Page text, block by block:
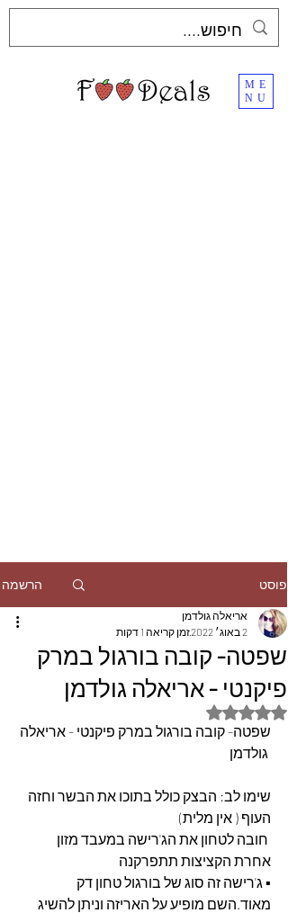
ME
NU
פוסט הרשמה
שפטה- קובה בורגול במרק
פיקנטי - אריאלה גולדמן
אריאלה גולדמן
2 באוג׳ 2022
זמן קריאה 1 דקות
דירוג של NaN מתוך 5 כוכבים
שפטה- קובה בורגול במרק פיקנטי - אריאלה
גולדמן
שימו לב: הבצק כולל בתוכו את הבשר וחזה
העוף ( אין מלית)
חובה לטחון את הג'רישה במעבד מזון
אחרת הקציצות תתפרקנה
▪︎ ג'רישה זה סוג של בורגול טחון דק
מאוד.השם מופיע על האריזה וניתן להשיג